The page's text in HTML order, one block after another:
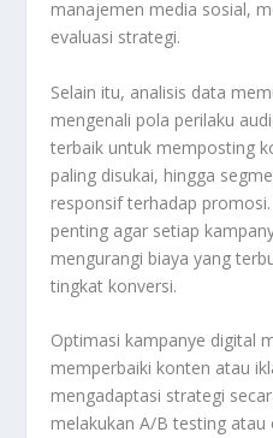
manajemen media sosial,
evaluasi strategi.
Selain itu, analisis data
mengenali pola perilaku
terbaik untuk memposting
paling disukai, hingga
responsif terhadap
penting agar setiap
mengurangi biaya yang
tingkat konversi.
Optimasi kampanye digital
memperbaiki konten atau
mengadaptasi strategi
melakukan A/B testing